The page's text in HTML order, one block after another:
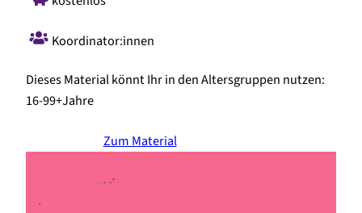
Koordinator:innen
Dieses Material könnt Ihr in den Altersgruppen nutzen:
16-99+Jahre
Zum Material